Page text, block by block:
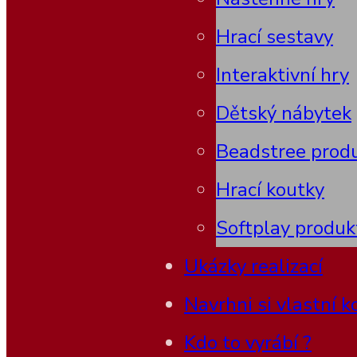
Hrací sestavy
Interaktivní hry
Dětský nábytek
Beadstree
Hrací koutky
Softplay
Ukázky realizací
Navrhni si vlastní
Kdo to vyrábí ?